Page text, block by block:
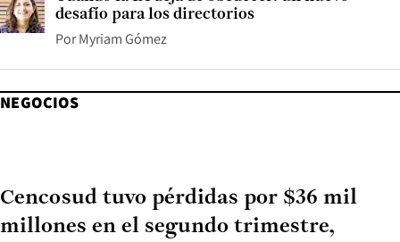
desafío para los directorios
PorMyriam Gómez
NEGOCIOS
Cencosud tuvo pérdidas por $36 mil
millones en el segundo trimestre,